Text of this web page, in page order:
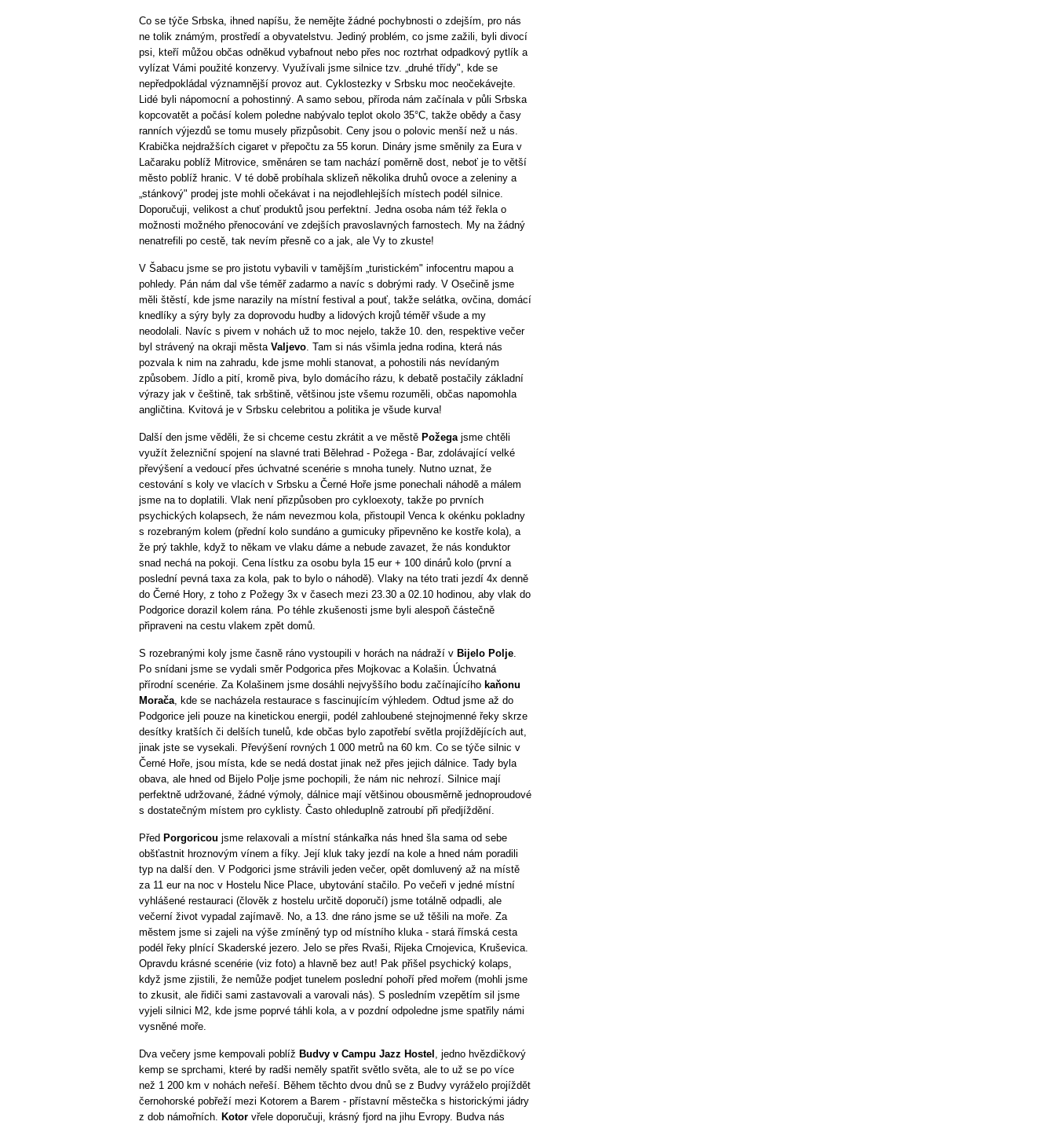
Co se týče Srbska, ihned napíšu, že nemějte žádné pochybnosti o zdejším, pro nás
ne tolik známým, prostředí a obyvatelstvu. Jediný problém, co jsme zažili, byli divocí
psi, kteří můžou občas odněkud vybafnout nebo přes noc roztrhat odpadkový pytlík a
vylízat Vámi použité konzervy. Využívali jsme silnice tzv. „druhé třídy", kde se
nepředpokládal významnější provoz aut. Cyklostezky v Srbsku moc neočekávejte.
Lidé byli nápomocní a pohostinný. A samo sebou, příroda nám začínala v půli Srbska
kopcovatět a počásí kolem poledne nabývalo teplot okolo 35°C, takže obědy a časy
ranních výjezdů se tomu musely přizpůsobit. Ceny jsou o polovic menší než u nás.
Krabička nejdražších cigaret v přepočtu za 55 korun. Dináry jsme směnily za Eura v
Lačaraku poblíž Mitrovice, směnáren se tam nachází poměrně dost, neboť je to větší
město poblíž hranic. V té době probíhala sklizeň několika druhů ovoce a zeleniny a
„stánkový" prodej jste mohli očekávat i na nejodlehlejších místech podél silnice.
Doporučuji, velikost a chuť produktů jsou perfektní. Jedna osoba nám též řekla o
možnosti možného přenocování ve zdejších pravoslavných farnostech. My na žádný
nenatrefili po cestě, tak nevím přesně co a jak, ale Vy to zkuste!
V Šabacu jsme se pro jistotu vybavili v tamějším „turistickém" infocentru mapou a
pohledy. Pán nám dal vše téměř zadarmo a navíc s dobrými rady. V Osečině jsme
měli štěstí, kde jsme narazily na místní festival a pouť, takže selátka, ovčina, domácí
knedlíky a sýry byly za doprovodu hudby a lidových krojů téměř všude a my
neodolali. Navíc s pivem v nohách už to moc nejelo, takže 10. den, respektive večer
byl strávený na okraji městaValjevo. Tam si nás všimla jedna rodina, která nás
pozvala k nim na zahradu, kde jsme mohli stanovat, a pohostili nás nevídaným
způsobem. Jídlo a pití, kromě piva, bylo domácího rázu, k debatě postačily základní
výrazy jak v češtině, tak srbštině, většinou jste všemu rozuměli, občas napomohla
angličtina. Kvitová je v Srbsku celebritou a politika je všude kurva!
Další den jsme věděli, že si chceme cestu zkrátit a ve městě Požegajsme chtěli
využít železniční spojení na slavné trati Bělehrad - Požega - Bar, zdolávající velké
převýšení a vedoucí přes úchvatné scenérie s mnoha tunely. Nutno uznat, že
cestování s koly ve vlacích v Srbsku a Černé Hoře jsme ponechali náhodě a málem
jsme na to doplatili. Vlak není přizpůsoben pro cykloexoty, takže po prvních
psychických kolapsech, že nám nevezmou kola, přistoupil Venca k okénku pokladny
s rozebraným kolem (přední kolo sundáno a gumicuky připevněno ke kostře kola), a
že prý takhle, když to někam ve vlaku dáme a nebude zavazet, že nás konduktor
snad nechá na pokoji. Cena lístku za osobu byla 15 eur + 100 dinárů kolo (první a
poslední pevná taxa za kola, pak to bylo o náhodě). Vlaky na této trati jezdí 4x denně
do Černé Hory, z toho z Požegy 3x v časech mezi 23.30 a 02.10 hodinou, aby vlak do
Podgorice dorazil kolem rána. Po téhle zkušenosti jsme byli alespoň částečně
připraveni na cestu vlakem zpět domů.
S rozebranými koly jsme časně ráno vystoupili v horách na nádraží v Bijelo Polje.
Po snídani jsme se vydali směr Podgorica přes Mojkovac a Kolašin. Úchvatná
přírodní scenérie. Za Kolašinem jsme dosáhli nejvyššího bodu začínajícího kaňonu
Morača, kde se nacházela restaurace s fascinujícím výhledem. Odtud jsme až do
Podgorice jeli pouze na kinetickou energii, podél zahloubené stejnojmenné řeky skrze
desítky kratších či delších tunelů, kde občas bylo zapotřebí světla projíždějících aut,
jinak jste se vysekali. Převýšení rovných 1 000 metrů na 60 km. Co se týče silnic v
Černé Hoře, jsou místa, kde se nedá dostat jinak než přes jejich dálnice. Tady byla
obava, ale hned od Bijelo Polje jsme pochopili, že nám nic nehrozí. Silnice mají
perfektně udržované, žádné výmoly, dálnice mají většinou obousměrně jednoproudové
s dostatečným místem pro cyklisty. Často ohleduplně zatroubí při předjíždění.
Před Porgoricou jsme relaxovali a místní stánkařka nás hned šla sama od sebe
obšťastnit hroznovým vínem a fíky. Její kluk taky jezdí na kole a hned nám poradili
typ na další den. V Podgorici jsme strávili jeden večer, opět domluvený až na místě
za 11 eur na noc v Hostelu Nice Place, ubytování stačilo. Po večeři v jedné místní
vyhlášené restauraci (člověk z hostelu určitě doporučí) jsme totálně odpadli, ale
večerní život vypadal zajímavě. No, a 13. dne ráno jsme se už těšili na moře. Za
městem jsme si zajeli na výše zmíněný typ od místního kluka - stará římská cesta
podél řeky plnící Skaderské jezero. Jelo se přes Rvaši, Rijeka Crnojevica, Kruševica.
Opravdu krásné scenérie (viz foto) a hlavně bez aut! Pak přišel psychický kolaps,
když jsme zjistili, že nemůže podjet tunelem poslední pohoří před mořem (mohli jsme
to zkusit, ale řidiči sami zastavovali a varovali nás). S posledním vzepětím sil jsme
vyjeli silnici M2, kde jsme poprvé táhli kola, a v pozdní odpoledne jsme spatřily námi
vysněné moře.
Dva večery jsme kempovali poblíž Budvy v Campu Jazz Hostel , jedno hvězdičkový
kemp se sprchami, které by radši neměly spatřit světlo světa, ale to už se po více
než 1 200 km v nohách neřeší. Během těchto dvou dnů se z Budvy vyráželo projíždět
černohorské pobřeží mezi Kotorem a Barem - přístavní městečka s historickými jádry
z dob námořních. Kotor vřele doporučuji, krásný fjord na jihu Evropy. Budva nás